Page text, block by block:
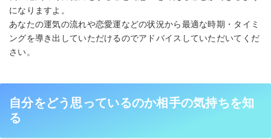
になりますよ。
あなたの運気の流れや恋愛運などの状況から最適な時期・タイミ
ングを導き出していただけるのでアドバイスしていただいてくだ
さい。
自分をどう思っているのか相手の気持ちを知
る